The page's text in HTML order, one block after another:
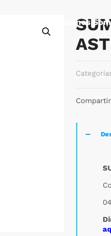
Quienes
Compartir